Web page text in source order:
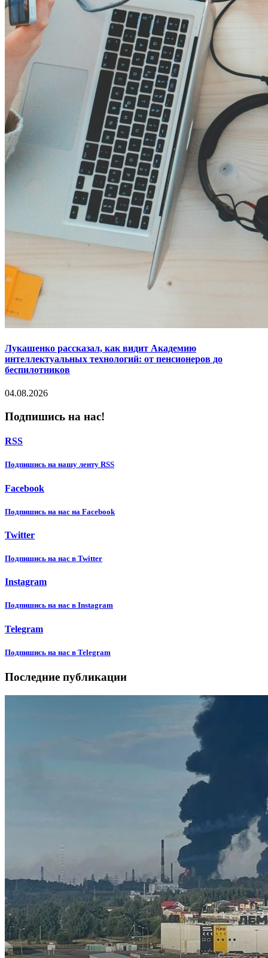
Лукашенко рассказал, как видит Академию
интеллектуальных технологий: от пенсионеров до
беспилотников
04.08.2026
Подпишись на нас!
RSS
Подпишиcь на нашу ленту RSS
Facebook
Подпишиcь на нас на Facebook
Twitter
Подпишиcь на нас в Twitter
Instagram
Подпишиcь на нас в Instagram
Telegram
Подпишиcь на нас в Telegram
Последние публикации